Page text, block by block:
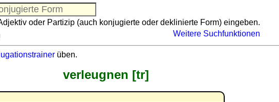
oder Partizip (auch konjugierte oder deklinierte Form) eingeben.
Weitere Suchfunktionen
üben.
verleugnen [tr]